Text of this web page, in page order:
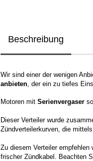
Beschreibung
Wir sind einer der wenigen
anbieten, der ein zu tiefes
Motoren mit Serienvergaser
Dieser Verteiler wurde
Zündverteilerkurven, die
Zu diesem Verteiler
frischer Zündkabel. Beachten